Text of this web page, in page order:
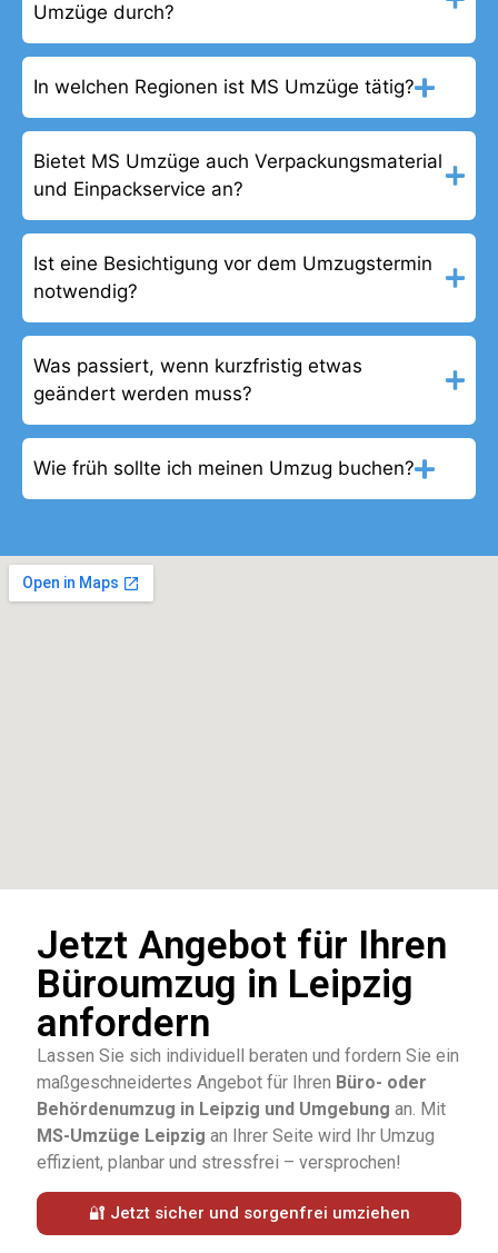
Umzüge durch?
In welchen Regionen ist MS Umzüge tätig?
Bietet MS Umzüge auch Verpackungsmaterial
und Einpackservice an?
Ist eine Besichtigung vor dem Umzugstermin
notwendig?
Was passiert, wenn kurzfristig etwas
geändert werden muss?
Wie früh sollte ich meinen Umzug buchen?
Jetzt Angebot für Ihren
Büroumzug in Leipzig
anfordern
Lassen Sie sich individuell beraten und fordern Sie ein
maßgeschneidertes Angebot für Ihren Büro- oder
Behördenumzug in Leipzig und Umgebung an. Mit
MS-Umzüge Leipzig an Ihrer Seite wird Ihr Umzug
effizient, planbar und stressfrei – versprochen!
🔐 Jetzt sicher und sorgenfrei umziehen